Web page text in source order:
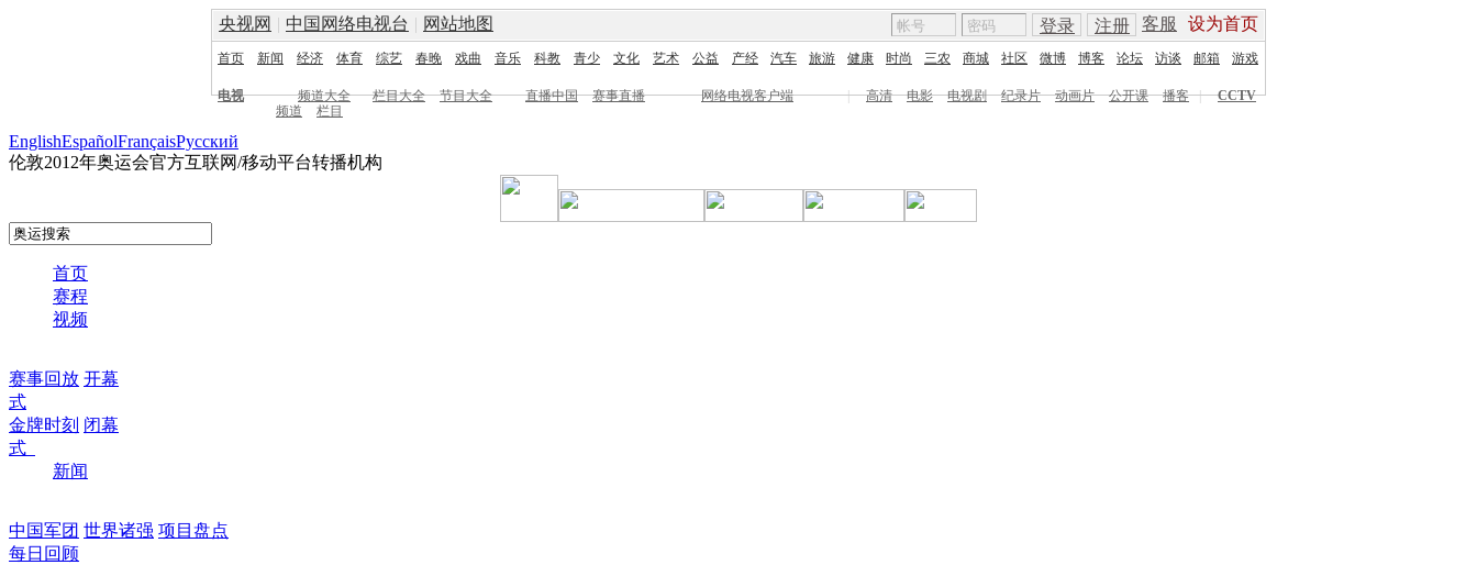
央视网 | 中国网络电视台 | 网站地图 客服 设为首页
登录 注册
首页 新闻 经济 体育 综艺 春晚 戏曲 音乐 科教 青少 文化 艺术 公益 产经 汽车 旅游 健康 时尚 三农 商城 社区 微博 博客 论坛 访谈 邮箱 游戏
电视 频道大全 栏目大全 节目大全 直播中国 赛事直播 网络电视客户端 | 高清 电影 电视剧 纪录片 动画片 公开课 播客 |
CCTV
频道
栏目
EnglishEspañolFrançaisPусский
伦敦2012年奥运会官方互联网/移动平台转播机构
首页
赛程
视频
赛事回放 开幕
式
金牌时刻 闭幕
式
新闻
中国军团 世界诸强 项目盘点
每日回顾